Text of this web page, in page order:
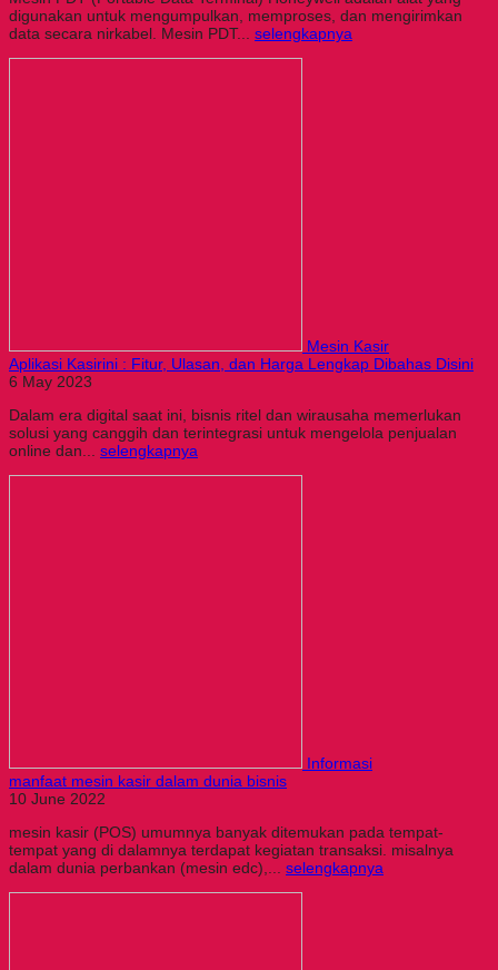
digunakan untuk mengumpulkan, memproses, dan mengirimkan
data secara nirkabel. Mesin PDT... selengkapnya
Mesin Kasir
Aplikasi Kasirini : Fitur, Ulasan, dan Harga Lengkap Dibahas Disini
6 May 2023
Dalam era digital saat ini, bisnis ritel dan wirausaha memerlukan
solusi yang canggih dan terintegrasi untuk mengelola penjualan
online dan... selengkapnya
Informasi
manfaat mesin kasir dalam dunia bisnis
10 June 2022
mesin kasir (POS) umumnya banyak ditemukan pada tempat-
tempat yang di dalamnya terdapat kegiatan transaksi. misalnya
dalam dunia perbankan (mesin edc),... selengkapnya